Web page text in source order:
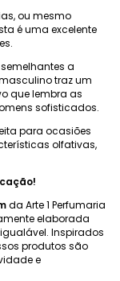
ou mesmo
é uma excelente
a
traz um
que lembra as
sofisticados.
para ocasiões
olfativas,
da Arte 1 Perfumaria
elaborada
Inspirados
produtos são
e